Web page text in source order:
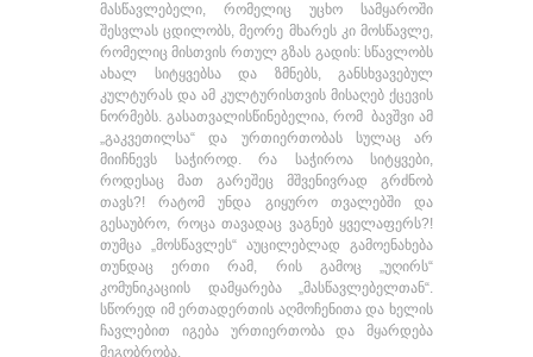
მასწავლებელი, რომელიც უცხო სამყაროში
შესვლას ცდილობს, მეორე მხარეს კი მოსწავლე,
რომელიც მისთვის რთულ გზას გადის: სწავლობს
ახალ სიტყვებსა და ზმნებს, განსხვავებულ
კულტურას და ამ კულტურისთვის მისაღებ ქცევის
ნორმებს. გასათვალისწინებელია, რომ ბავშვი ამ
„გაკვეთილსა“ და ურთიერთობას სულაც არ
მიიჩნევს საჭიროდ. რა საჭიროა სიტყვები,
როდესაც მათ გარეშეც მშვენივრად გრძნობ
თავს?! რატომ უნდა გიყურო თვალებში და
გესაუბრო, როცა თავადაც ვაგნებ ყველაფერს?!
თუმცა „მოსწავლეს“ აუცილებლად გამოენახება
თუნდაც ერთი რამ, რის გამოც „უღირს“
კომუნიკაციის დამყარება „მასწავლებელთან“.
სწორედ იმ ერთადერთის აღმოჩენითა და ხელის
ჩავლებით იგება ურთიერთობა და მყარდება
მეგობრობა.